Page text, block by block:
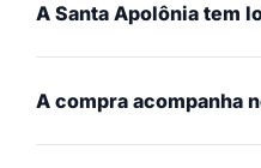
A Santa Apolônia tem
A compra acompanha